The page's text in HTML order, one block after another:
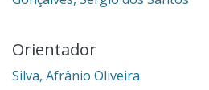
Orientador
Silva, Afrânio Oliveira